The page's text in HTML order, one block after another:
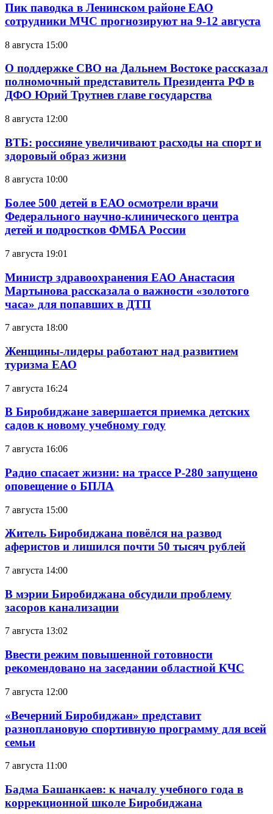
Пик паводка в Ленинском районе ЕАО
сотрудники МЧС прогнозируют на 9-12 августа
8 августа 15:00
О поддержке СВО на Дальнем Востоке рассказал
полномочный представитель Президента РФ в
ДФО Юрий Трутнев главе государства
8 августа 12:00
ВТБ: россияне увеличивают расходы на спорт и
здоровый образ жизни
8 августа 10:00
Более 500 детей в ЕАО осмотрели врачи
Федерального научно-клинического центра
детей и подростков ФМБА России
7 августа 19:01
Министр здравоохранения ЕАО Анастасия
Мартынова рассказала о важности «золотого
часа» для попавших в ДТП
7 августа 18:00
Женщины-лидеры работают над развитием
туризма ЕАО
7 августа 16:24
В Биробиджане завершается приемка детских
садов к новому учебному году
7 августа 16:06
Радио спасает жизни: на трассе Р-280 запущено
оповещение о БПЛА
7 августа 15:00
Житель Биробиджана повёлся на развод
аферистов и лишился почти 50 тысяч рублей
7 августа 14:00
В мэрии Биробиджана обсудили проблему
засоров канализации
7 августа 13:02
Ввести режим повышенной готовности
рекомендовано на заседании областной КЧС
7 августа 12:00
«Вечерний Биробиджан» представит
разноплановую спортивную программу для всей
семьи
7 августа 11:00
Бадма Башанкаев: к началу учебного года в
коррекционной школе Биробиджана